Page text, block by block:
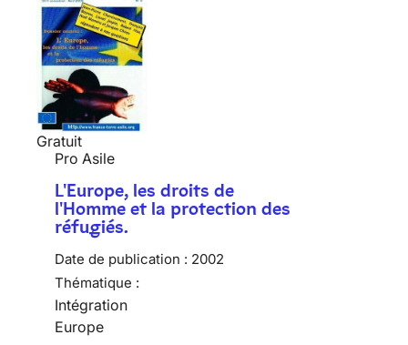
Gratuit
Pro Asile
L'Europe, les droits de
l'Homme et la protection des
réfugiés.
Date de publication : 2002
Thématique :
Intégration
Europe